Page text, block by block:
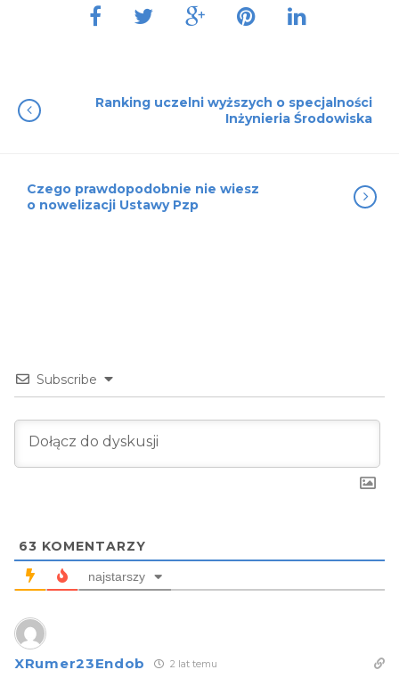
Ranking uczelni wyższych o specjalności
Inżynieria Środowiska
Czego prawdopodobnie nie wiesz
o nowelizacji Ustawy Pzp
Subscribe
63 KOMENTARZY
najstarszy
XRumer23Endob 2 lat temu